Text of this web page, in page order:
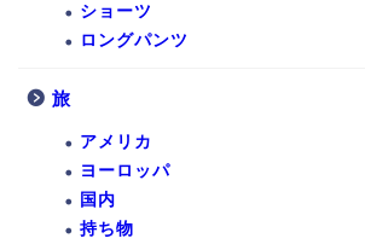
ショーツ
ロングパンツ
旅
アメリカ
ヨーロッパ
国内
持ち物